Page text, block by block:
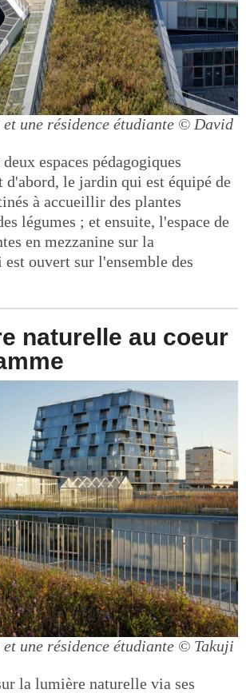
une résidence étudiante © David
espaces pédagogiques
le jardin qui est équipé de
à accueillir des plantes
légumes ; et ensuite, l'espace de
en mezzanine sur la
ouvert sur l'ensemble des
naturelle au coeur
une résidence étudiante © Takuji
la lumière naturelle via ses